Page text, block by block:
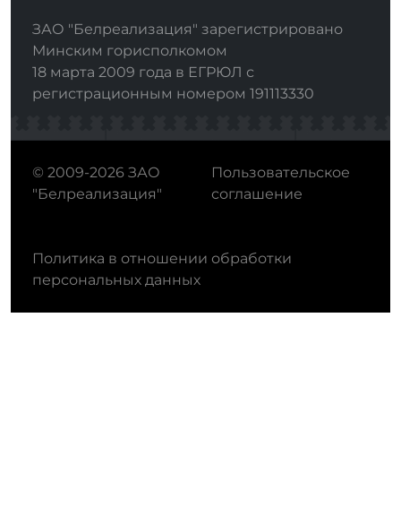
ЗАО "Белреализация" зарегистрировано
Минским горисполкомом
18 марта 2009 года в ЕГРЮЛ с
регистрационным номером 191113330
© 2009-2026 ЗАО
"Белреализация"
Пользовательское
соглашение
Политика в отношении обработки
персональных данных